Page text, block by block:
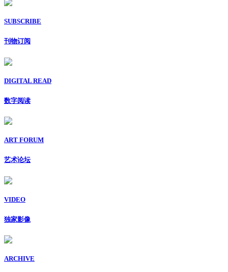
SUBSCRIBE
刊物订阅
DIGITAL READ
数字阅读
ART FORUM
艺术论坛
VIDEO
独家影像
ARCHIVE